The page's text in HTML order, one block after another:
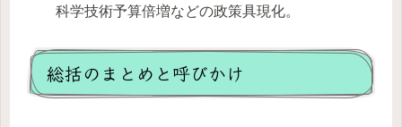
科学技術予算倍増などの政策具現化。
総括のまとめと呼びかけ